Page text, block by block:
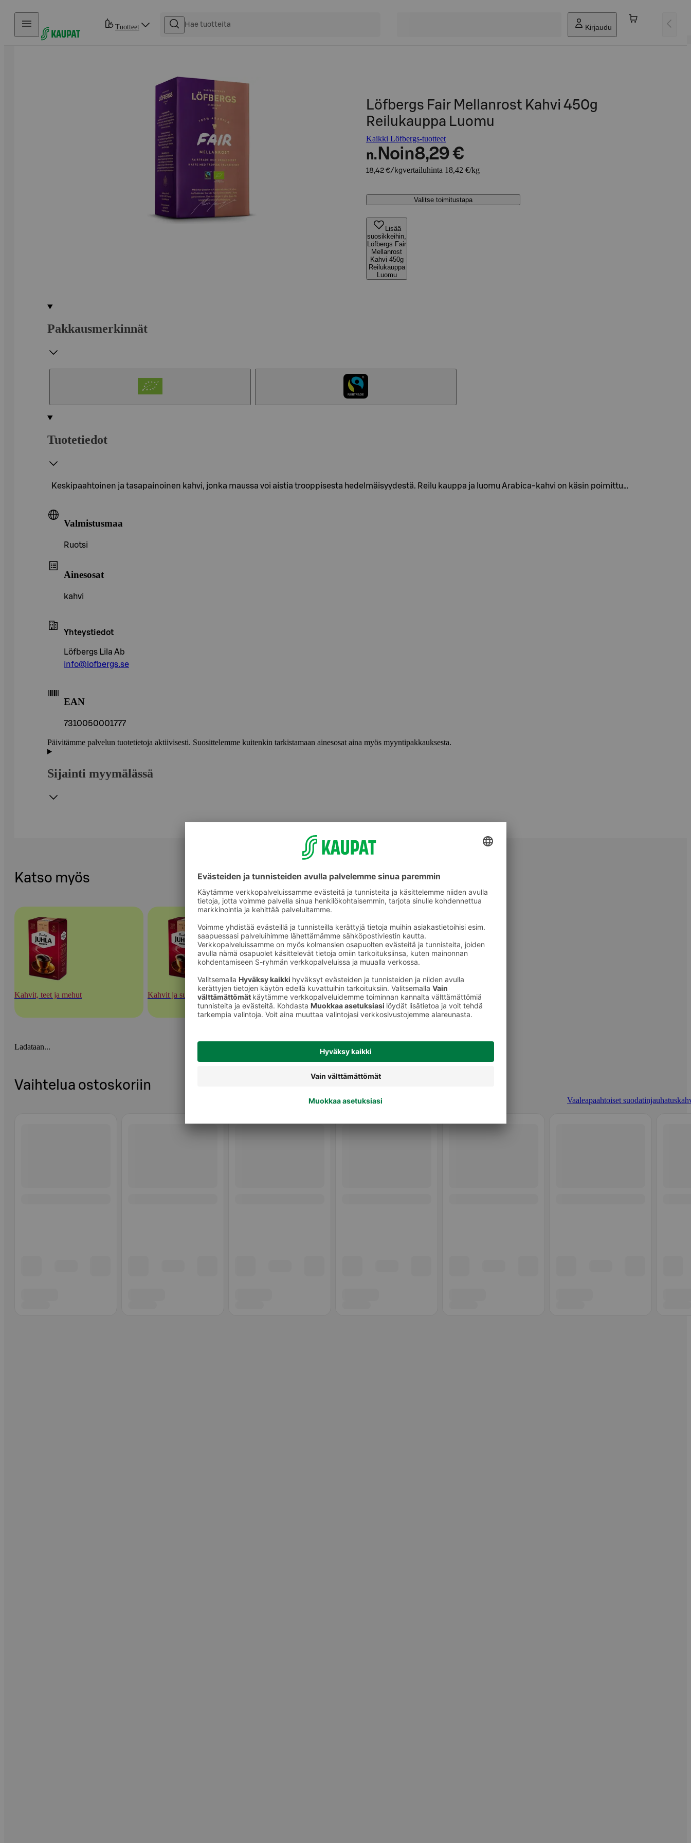
Hyppää sisältöön
Tuotteet Kirjaudu
Löfbergs Fair Mellanrost Kahvi 450g
Reilukauppa Luomu
Kaikki Löfbergs-tuotteet
n. Noin8,29 €
18,42 €/kgvertailuhinta 18,42 €/kg
Valitse toimitustapa
Lisää
suosikkeihin,
Löfbergs Fair
Mellanrost
Kahvi 450g
Reilukauppa
Luomu
Pakkausmerkinnät
Tuotetiedot
Keskipaahtoinen ja tasapainoinen kahvi, jonka maussa voi aistia trooppisesta hedelmäisyydestä. Reilu kauppa ja luomu Arabica-kahvi on käsin poimittu…
Valmistusmaa
Ruotsi
Ainesosat
kahvi
Yhteystiedot
Löfbergs Lila Ab
info@lofbergs.se
EAN
7310050001777
Päivitämme palvelun tuotetietoja aktiivisesti. Suosittelemme kuitenkin tarkistamaan ainesosat aina myös myyntipakkauksesta.
Sijainti myymälässä
Katso myös
Kahvit, teet ja mehut Kahvit ja suodatinpaperit
Vaaleapaahtoiset
suodatinjauhatuskahvit
Ladataan...
Vaihtelua ostoskoriin
Vaaleapaahtoiset